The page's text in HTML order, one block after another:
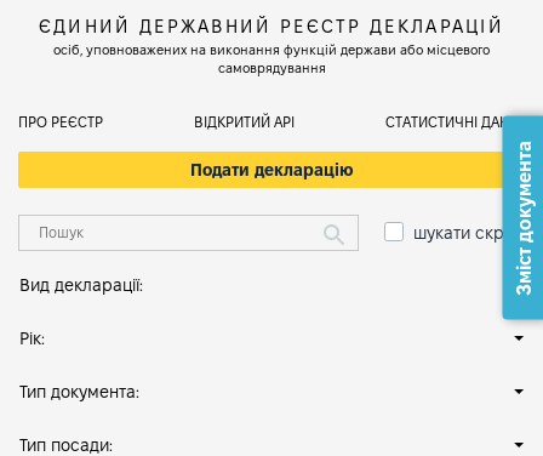
ЄДИНИЙ ДЕРЖАВНИЙ РЕЄСТР ДЕКЛАРАЦІЙ
осіб, уповноважених на виконання функцій держави або місцевого
самоврядування
ПРО РЕЄСТР ВІДКРИТИЙ АРІ СТАТИСТИЧНІ ДАНІ
Подати декларацію
шукати скрізь
Вид декларації:
Рік:
Тип документа:
Тип посади:
Зміст документа